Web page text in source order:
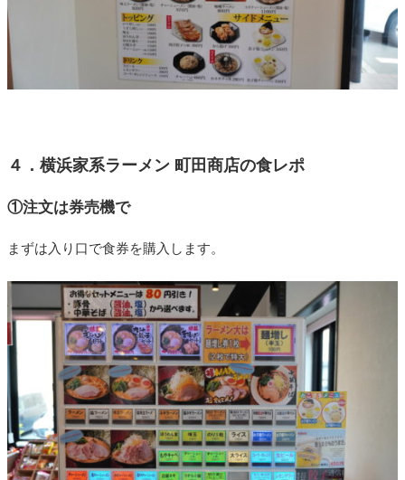
４．横浜家系ラーメン 町田商店の食レポ
①注文は券売機で
まずは入り口で食券を購入します。